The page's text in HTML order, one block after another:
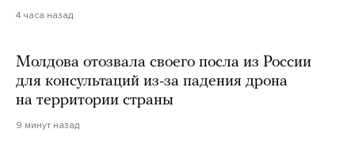
4 часа назад
Молдова отозвала своего посла из России
для консультаций из-за падения дрона
на территории страны
9 минут назад